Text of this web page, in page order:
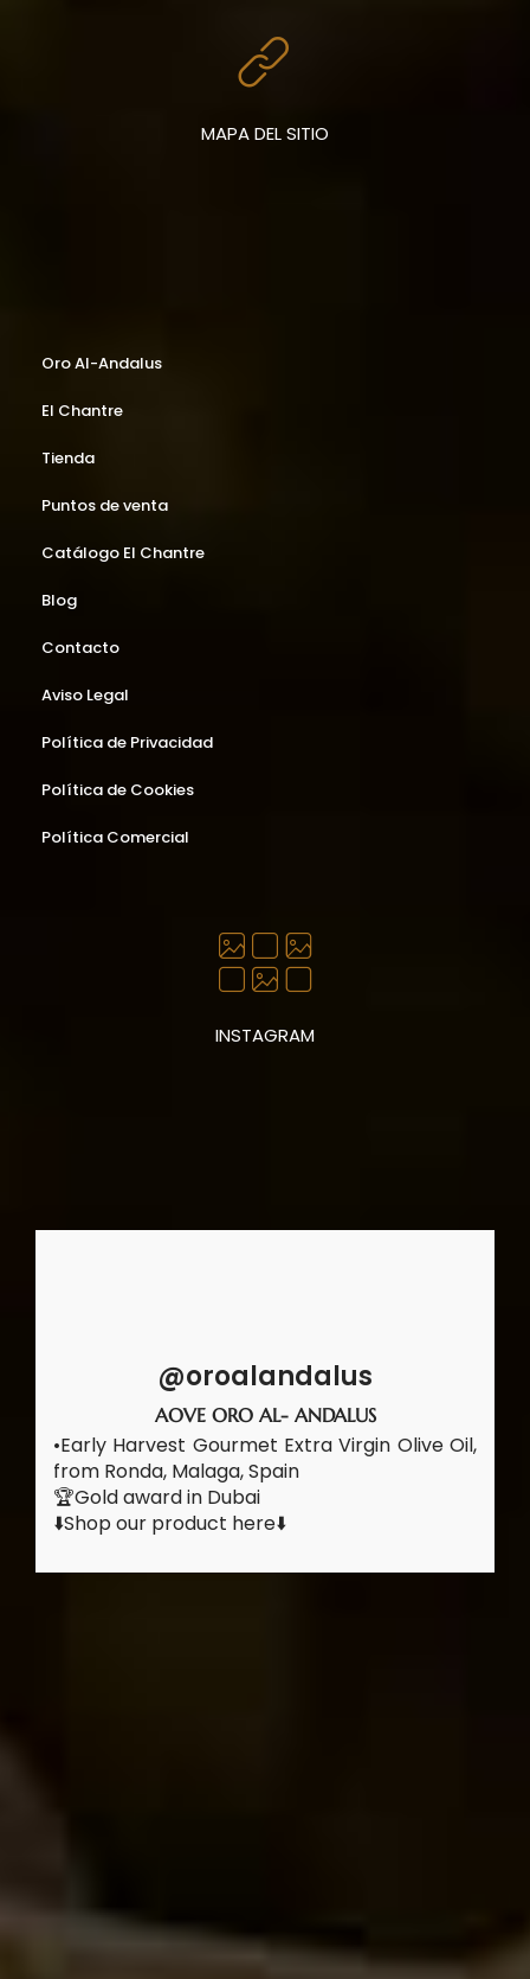
MAPA DEL SITIO
Oro Al-Andalus
El Chantre
Tienda
Puntos de venta
Catálogo El Chantre
Blog
Contacto
Aviso Legal
Política de Privacidad
Política de Cookies
Política Comercial
INSTAGRAM
@oroalandalus
AOVE ORO AL- ANDALUS
•Early Harvest Gourmet Extra Virgin Olive Oil,
from Ronda, Malaga, Spain
🏆Gold award in Dubai
⬇️Shop our product here⬇️